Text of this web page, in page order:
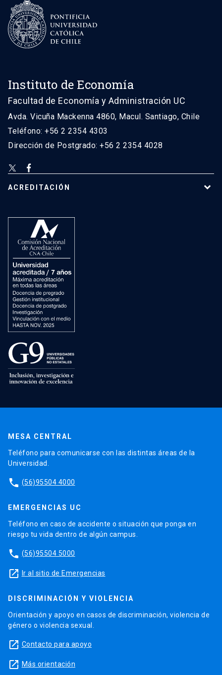
Instituto de Economía
Facultad de Economía y Administración UC
Avda. Vicuña Mackenna 4860, Macul. Santiago, Chile
Teléfono: +56 2 2354 4303
Dirección de Postgrado: +56 2 2354 4028
ACREDITACIÓN
MESA CENTRAL
Teléfono para comunicarse con las distintas áreas de la
Universidad.
phone (56)95504 4000
EMERGENCIAS UC
Teléfono en caso de accidente o situación que ponga en
riesgo tu vida dentro de algún campus.
phone (56)95504 5000
launch Ir al sitio de Emergencias
DISCRIMINACIÓN Y VIOLENCIA
Orientación y apoyo en casos de discriminación, violencia de
género o violencia sexual.
launch Contacto para apoyo
launch Más orientación